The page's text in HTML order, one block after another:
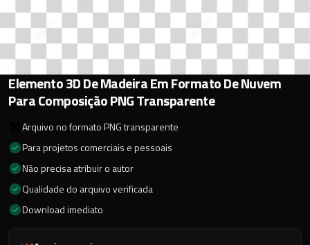
Elemento 3D De Madeira Em Formato De Nuvem
Para Composição PNG Transparente
Arquivo no formato PNG transparente
Para projetos comerciais e pessoais
Não precisa atribuir o autor
Qualidade do arquivo verificada
Download imediato